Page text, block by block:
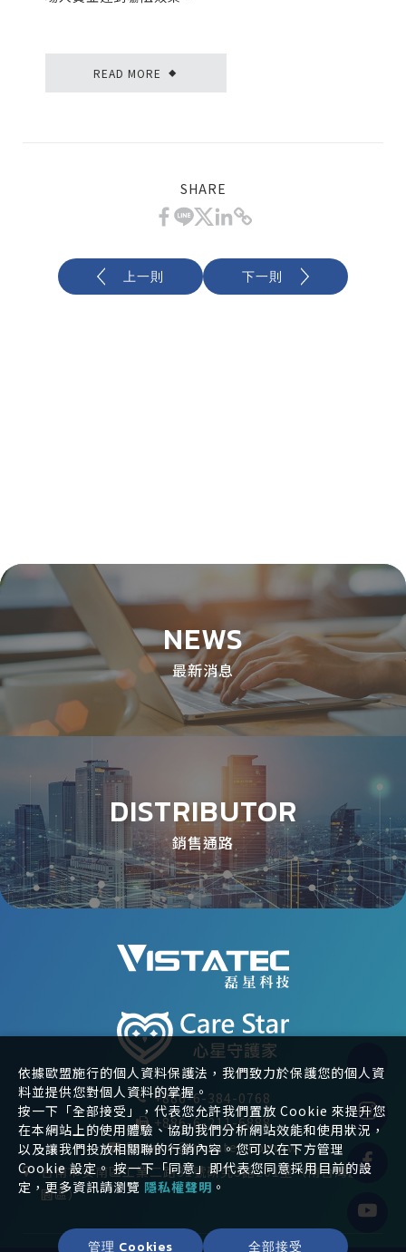
READ MORE ◆
SHARE
上一則 下一則
NEWS
最新消息
DISTRIBUTOR
銷售通路
+886-6-384-0768
+886-6-211-6888
Service@vistatec.com.tw
台南市安南區工業二路31號研究3館201室（南台灣創新
園區）
依據歐盟施行的個人資料保護法，我們致力於保護您的個人資
料並提供您對個人資料的掌握。
按一下「全部接受」，代表您允許我們置放 Cookie 來提升您
在本網站上的使用體驗、協助我們分析網站效能和使用狀況，
以及讓我們投放相關聯的行銷內容。您可以在下方管理
Cookie 設定。 按一下「同意」即代表您同意採用目前的設
定，更多資訊請瀏覽 隱私權聲明 。
管理 Cookies 全部接受